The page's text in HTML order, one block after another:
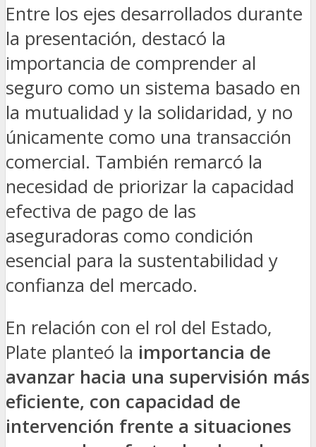
Entre los ejes desarrollados durante
la presentación, destacó la
importancia de comprender al
seguro como un sistema basado en
la mutualidad y la solidaridad, y no
únicamente como una transacción
comercial. También remarcó la
necesidad de priorizar la capacidad
efectiva de pago de las
aseguradoras como condición
esencial para la sustentabilidad y
confianza del mercado.
En relación con el rol del Estado,
Plate planteó la importancia de
avanzar hacia una supervisión más
eficiente, con capacidad de
intervención frente a situaciones